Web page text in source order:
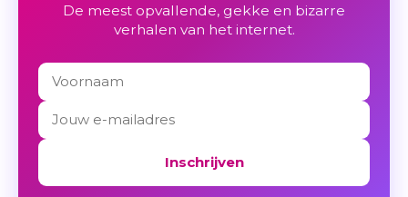
De meest opvallende, gekke en bizarre
verhalen van het internet.
Inschrijven